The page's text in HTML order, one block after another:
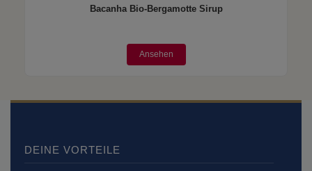
Bacanha Bio-Bergamotte Sirup
Ansehen
DEINE VORTEILE